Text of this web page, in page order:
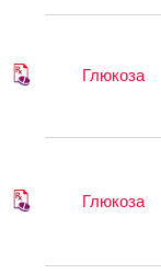
Глюкоза
Глюкоза